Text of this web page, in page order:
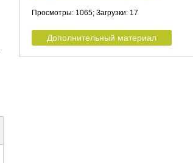
Просмотры: 1065; Загрузки: 17
Дополнительный материал